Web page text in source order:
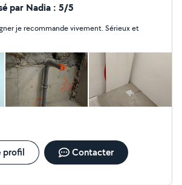
chauffe-eau, ballon d'eau
réseaux PER et cuivre, rénovation
chauffage Travail soigné, devis
par Nadia : 5/5
je recommande vivement. Sérieux et
profil Contacter